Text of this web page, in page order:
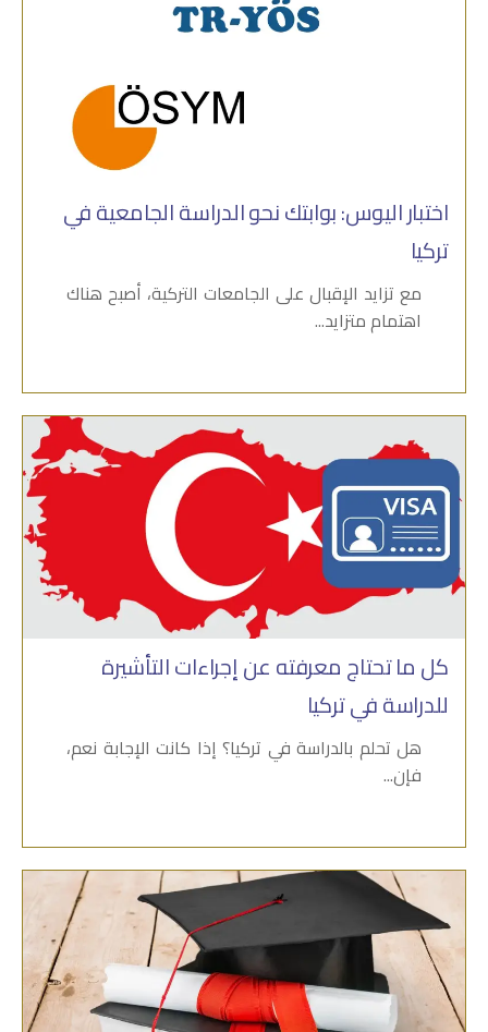
اختبار اليوس: بوابتك نحو الدراسة الجامعية في
تركيا
مع تزايد الإقبال على الجامعات التركية، أصبح هناك
اهتمام متزايد...
كل ما تحتاج معرفته عن إجراءات التأشيرة
للدراسة في تركيا
هل تحلم بالدراسة في تركيا؟ إذا كانت الإجابة نعم،
فإن...